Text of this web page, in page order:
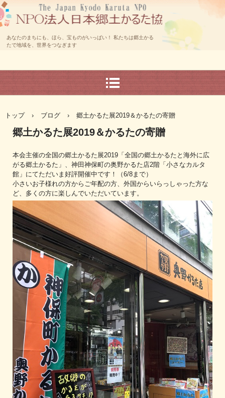
あなたのまちにも、ほら、宝ものがいっぱい！ 私たちは郷土かる
たで地域を、世界をつなぎます
トップ › ブログ › 郷土かるた展2019＆かるたの寄贈
郷土かるた展2019＆かるたの寄贈
本会主催の全国の郷土かるた展2019「全国の郷土かるたと海外に広
がる郷土かるた」、神田神保町の奥野かるた店2階「小さなカルタ
館」にてただいま好評開催中です！（6/8まで）
小さいお子様れの方からご年配の方、外国からいらっしゃった方な
ど、多くの方に楽しんでいただいています。